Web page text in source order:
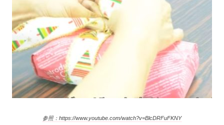
参照：https://www.youtube.com/watch?v=BlcDRFuFKNY